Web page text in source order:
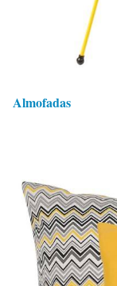
Almofadas